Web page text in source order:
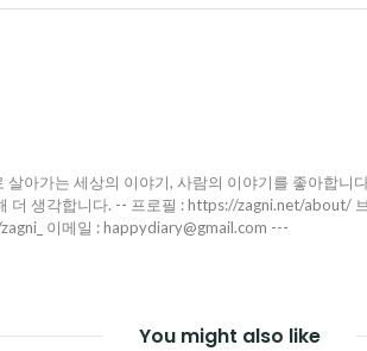
살아가는 세상의 이야기, 사람의 이야기를 좋아합
더 생각합니다. -- 프로필 : https://zagni.net/about/
이메일 : happydiary@gmail.com ---
You might also like